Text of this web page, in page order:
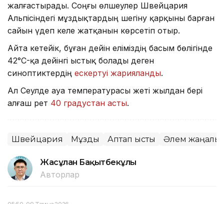
жалғастырады. Соңғы өлшеулер Швейцария
Альпісіндегі мұздықтардың шегіну қарқыны барған
сайын үдеп келе жатқанын көрсетіп отыр.
Айта кетейік, бұған дейін еліміздің басым бөлігінде
42°C-қа дейінгі ыстық болады деген
синоптиктердің ескертуі жарияланды.
Ал Сеулде ауа температурасы жеті жылдан бері
алғаш рет 40 градустан асты.
Швейцария Мұздық Аптап ыстық Әлем
Жасұлан Бақытбекұлы
Авторлар